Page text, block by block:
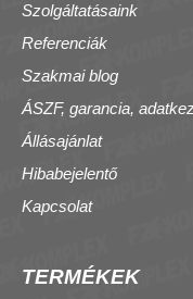
Szolgáltatásaink
Referenciák
Szakmai blog
ÁSZF, garancia,
Állásajánlat
Hibabejelentő
Kapcsolat
TERMÉKEK